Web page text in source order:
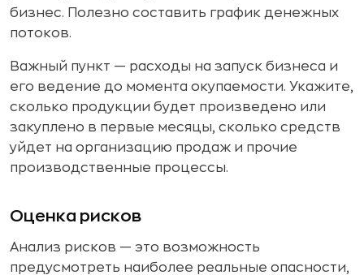
бизнес. Полезно составить график денежных
потоков.
Важный пункт — расходы на запуск бизнеса и
его ведение до момента окупаемости. Укажите,
сколько продукции будет произведено или
закуплено в первые месяцы, сколько средств
уйдет на организацию продаж и прочие
производственные процессы.
Оценка рисков
Анализ рисков — это возможность
предусмотреть наиболее реальные опасности,